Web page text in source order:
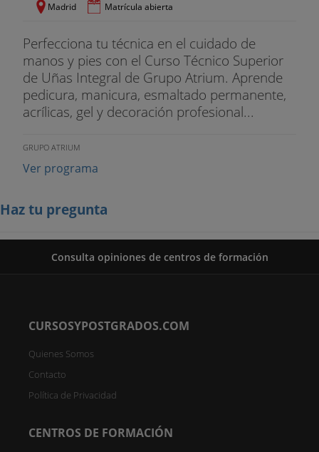
Madrid Matrícula abierta
Perfecciona tu técnica en el cuidado de
manos y pies con el Curso Técnico Superior
de Uñas Integral de Grupo Atrium. Aprende
pedicura, manicura, esmaltado permanente,
acrílicas, gel y decoración profesional...
GRUPO ATRIUM
Ver programa
Haz tu pregunta
Consulta opiniones de centros de formación
CURSOSYPOSTGRADOS.COM
Quienes Somos
Contacto
Política de Privacidad
CENTROS DE FORMACIÓN